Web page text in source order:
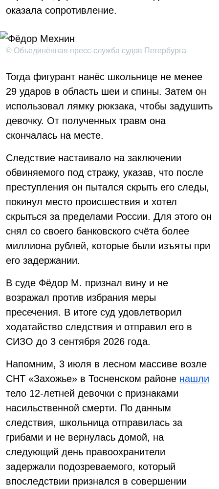
оказала сопротивление.
© Объединённая пресс-служба судов Петербурга
Тогда фигурант нанёс школьнице не менее
29 ударов в область шеи и спины. Затем он
использовал лямку рюкзака, чтобы задушить
девочку. От полученных травм она
скончалась на месте.
Следствие настаивало на заключении
обвиняемого под стражу, указав, что после
преступления он пытался скрыть его следы,
покинул место происшествия и хотел
скрыться за пределами России. Для этого он
снял со своего банковского счёта более
миллиона рублей, которые были изъяты при
его задержании.
В суде Фёдор М. признал вину и не
возражал против избрания меры
пресечения. В итоге суд удовлетворил
ходатайство следствия и отправил его в
СИЗО до 3 сентября 2026 года.
Напомним, 3 июля в лесном массиве возле
СНТ «Захожье» в Тосненском районе нашли
тело 12-летней девочки с признаками
насильственной смерти. По данным
следствия, школьница отправилась за
грибами и не вернулась домой, на
следующий день правоохранители
задержали подозреваемого, который
впоследствии признался в совершении